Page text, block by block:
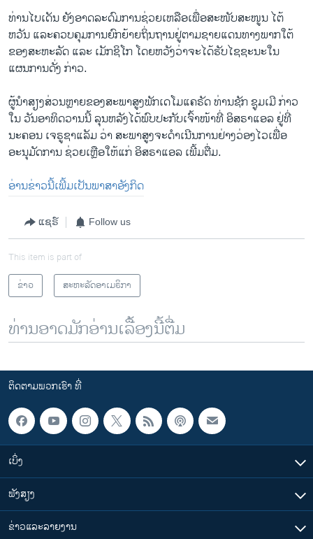
ທ່ານໄບເດັນ ຍັງ​ອາດ​ລະດົມ​ການ​ຊ່ວຍ​ເຫລືອເພື່ອ​ສະໜັບສະໜູນ ​ໄຕ້​
ຫວັນ ​ແລະ​ຄວບ​ຄຸມ​ການຍົກ​ຍ້າຍ​ຖິ່ນ​ຖານ​ຢູ່​ຕາມຊາຍ​ແດນ​ທາງ​ພາກ​ໃຕ້​
ຂອງ​ສະຫະລັດ ແລະ ​ເມັກ​ຊິ​ໂກ ​ໂດຍ​ຫວັງວ່າ​ຈະ​ໄດ້​ຮັບ​ໄຊຊະນະໃນ
ແຜນການດັ່ງ ກ່າວ.
ຜູ້ນຳສຽງສ່ວນຫຼາຍຂອງສະພາສູງພັກເດໂມແຄຣັດ ທ່ານຊັກ ຊູມເມີ ກ່າວ
ໃນ ວັນອາທິດວານນີ້ ລຸນຫລັງໄດ້ພົບປະກັບເຈົ້າໜ້າທີ່ ອິສຣາແອລ ຢູ່ທີ່
ນະຄອນ ເຈຣູຊາແລັມ ວ່າ ສະພາສູງຈະດໍາເນີນການຢ່າງວ່ອງໄວເພື່ອ
ອະນຸມັດການ ຊ່ວຍເຫຼືອໃຫ້ແກ່ ອິສຣາແອລ ເພີ້ມຕື່ມ.
ອ່ານຂ່າວນີ້ເພີ້ມເປັນພາສາອັງກິດ
ແຊຣ໌ Follow us
This item is part of
ຂ່າວ
ສະຫະລັດອາເມຣິກາ
ທ່ານອາດມັກອ່ານເລື້ອງນີ້ຕື່ມ
ຕິດຕາມພວກເຮົາ ທີ່
ເບິ່ງ
ຟັງສຽງ
ຂ່າວແລະລາຍງານ